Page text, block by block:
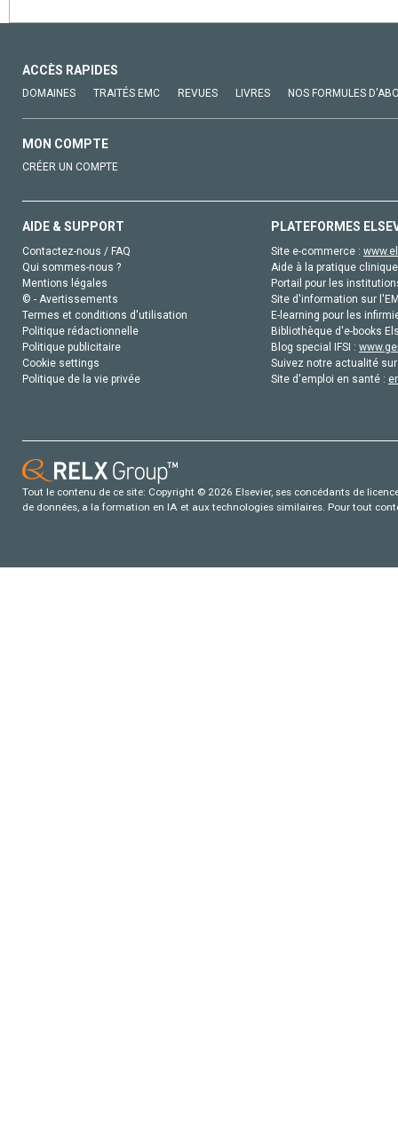
ACCÈS RAPIDES
DOMAINES TRAITÉS EMC REVUES LIVRES NOS FORMULES
MON COMPTE
CRÉER UN COMPTE
AIDE & SUPPORT
Contactez-nous / FAQ
Qui sommes-nous ?
Mentions légales
© - Avertissements
Termes et conditions d'utilisation
Politique rédactionnelle
Politique publicitaire
Cookie settings
Politique de la vie privée
PLATEFORMES
Site e-commerce :
Aide à la pratique
Portail pour les
Site d'information sur
E-learning pour les
Bibliothèque d'e-books
Blog special IFSI :
Suivez notre actualité
Site d'emploi en santé :
Tout le contenu de ce site: Copyright © 2026 Elsevier, ses concédants de
de données, a la formation en IA et aux technologies similaires. Pour tout